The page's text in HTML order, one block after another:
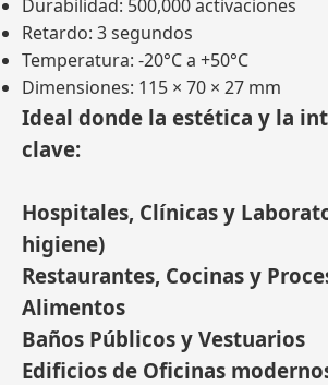
Durabilidad: 500,000 activaciones
Retardo: 3 segundos
Temperatura: -20°C a +50°C
Dimensiones: 115 × 70 × 27 mm
Ideal donde la estética y la
clave:
Hospitales, Clínicas y
higiene)
Restaurantes, Cocinas y
Alimentos
Baños Públicos y Vestuarios
Edificios de Oficinas